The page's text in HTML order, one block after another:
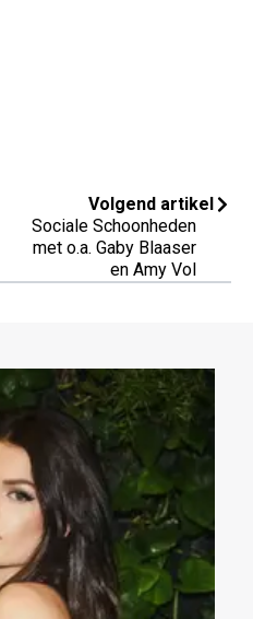
Volgend artikel
Sociale Schoonheden
met o.a. Gaby Blaaser
en Amy Vol